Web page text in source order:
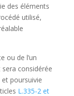
des éléments
utilisé,
ou de l’un
sera considérée
poursuivie
L.335-2 et